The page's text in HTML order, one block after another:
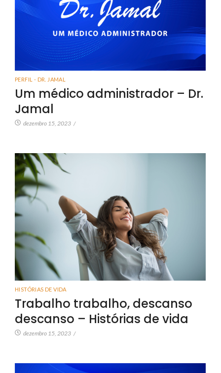
PERFIL - DR. JAMAL
Um médico administrador – Dr.
Jamal
dezembro 15, 2023 /
HISTÓRIAS DE VIDA
Trabalho trabalho, descanso
descanso – Histórias de vida
dezembro 15, 2023 /